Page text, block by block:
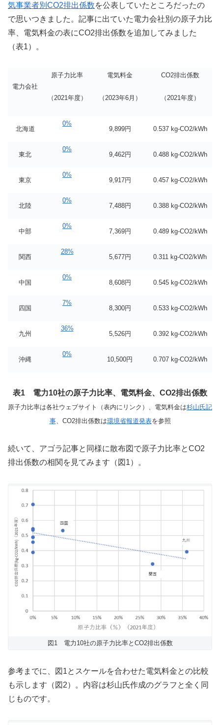
気事業者別CO2排出係数を公表していたところだったの
で思いつきました。記事に出ていた電力会社別の原子力比
率、電気料金の表にCO2排出係数を追加してみました
（表1）。
電力会社
原子力比率
（2021年度）
電気料金
（2023年6月）
CO2排出係数
（2021年度）
北海道
0%
9,899円 0.537 kg-CO2/kWh
東北
0%
9,462円 0.488 kg-CO2/kWh
東京
0%
9,917円 0.457 kg-CO2/kWh
北陸
0%
7,488円 0.388 kg-CO2/kWh
中部
0%
7,369円 0.489 kg-CO2/kWh
関西
28%
5,677円 0.311 kg-CO2/kWh
中国
0%
8,608円 0.545 kg-CO2/kWh
四国
7%
8,300円 0.533 kg-CO2/kWh
九州
36%
5,526円 0.392 kg-CO2/kWh
沖縄
0%
10,500円 0.707 kg-CO2/kWh
表1 電力10社の原子力比率、電気料金、CO2排出係数
原子力比率は各社ウェブサイト（表内にリンク）、電気料金は杉山氏記
事、CO2排出係数は環境省報道発表を参照
続いて、アゴラ記事と同様に散布図で原子力比率とCO2
排出係数の相関を見てみます（図1）。
図1 電力10社の原子力比率とCO2排出係数
参考までに、図1とスケールを合わせた電気料金との比較
も示します（図2）。内容は杉山氏作成のグラフと全く同
じものです。